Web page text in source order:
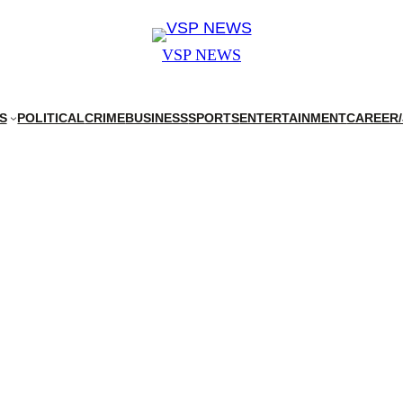
VSP NEWS
POLITICALCRIMEBUSINESSSPORTSENTERTAINMENT